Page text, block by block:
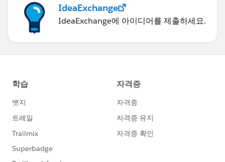
IdeaExchange
IdeaExchange에 아이디어를 제출하세요.